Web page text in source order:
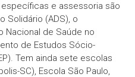
e assessoria são
Solidário (ADS), o
Nacional de Saúde no
de Estudos Sócio-
Tem ainda sete escolas
SC), Escola São Paulo,